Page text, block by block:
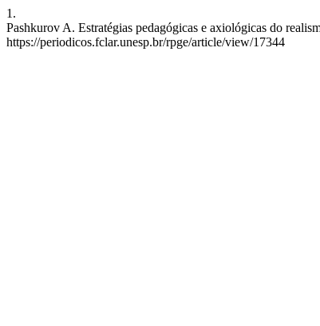
1.
Pashkurov A. Estratégias pedagógicas e axiológicas do
https://periodicos.fclar.unesp.br/rpge/article/view/17344